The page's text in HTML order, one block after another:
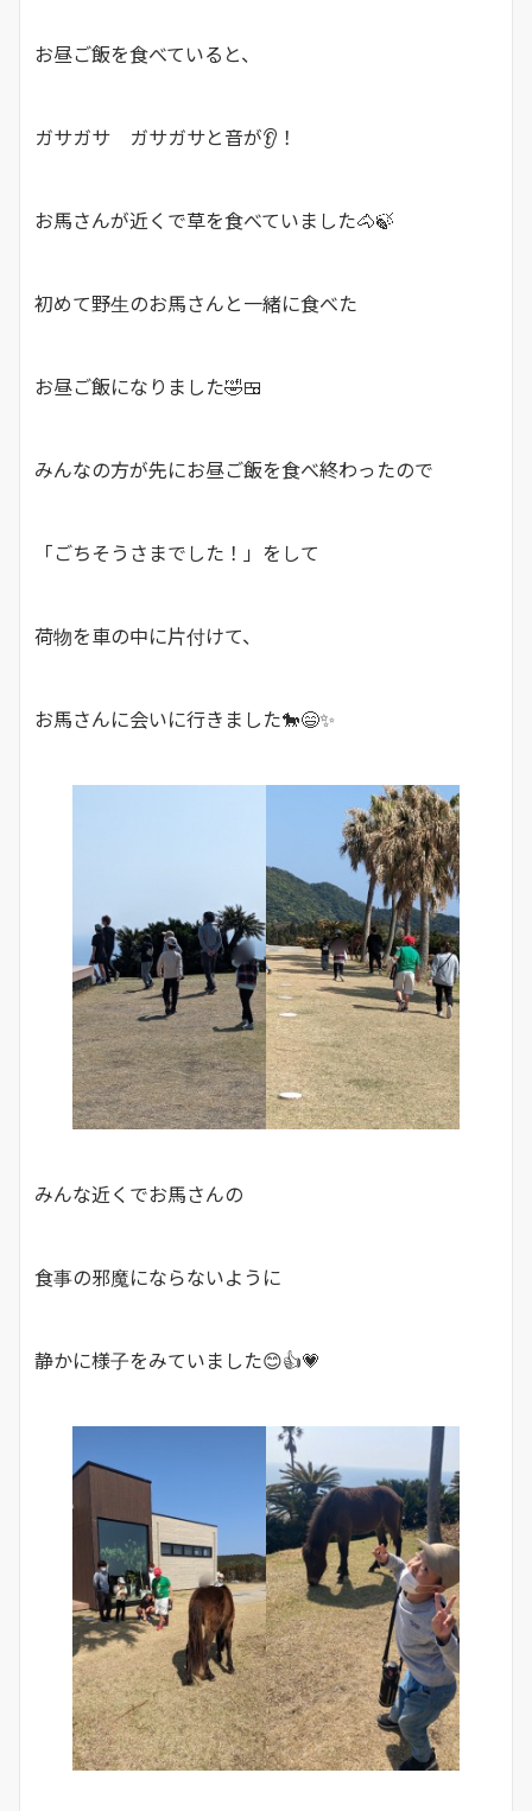
お昼ご飯を食べていると、
ガサガサ ガサガサと音が👂！
お馬さんが近くで草を食べていました🐴🍃
初めて野生のお馬さんと一緒に食べた
お昼ご飯になりました🤣🍱
みんなの方が先にお昼ご飯を食べ終わったので
「ごちそうさまでした！」をして
荷物を車の中に片付けて、
お馬さんに会いに行きました🐎😄✨
みんな近くでお馬さんの
食事の邪魔にならないように
静かに様子をみていました😊👍💗